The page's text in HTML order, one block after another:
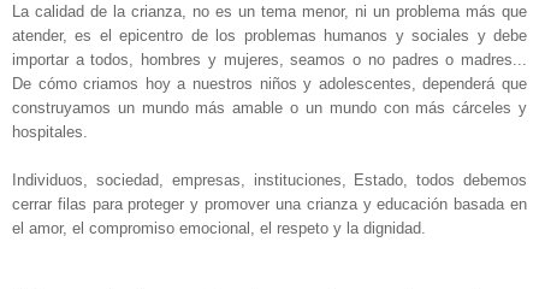
La calidad de la crianza, no es un tema menor, ni un problema más que
atender, es el epicentro de los problemas humanos y sociales y debe
importar a todos, hombres y mujeres, seamos o no padres o madres...
De cómo criamos hoy a nuestros niños y adolescentes, dependerá que
construyamos un mundo más amable o un mundo con más cárceles y
hospitales.
Individuos, sociedad, empresas, instituciones, Estado, todos debemos
cerrar filas para proteger y promover una crianza y educación basada en
el amor, el compromiso emocional, el respeto y la dignidad.